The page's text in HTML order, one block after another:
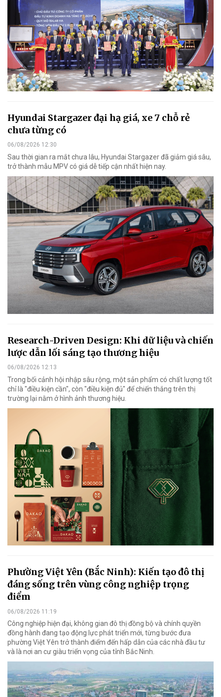
Hyundai Stargazer đại hạ giá, xe 7 chỗ rẻ
chưa từng có
06/08/2026 12:30
Sau thời gian ra mắt chưa lâu, Hyundai Stargazer đã giảm giá sâu,
trở thành mẫu MPV có giá dễ tiếp cận nhất hiện nay.
Research-Driven Design: Khi dữ liệu và chiến
lược dẫn lối sáng tạo thương hiệu
06/08/2026 12:13
Trong bối cảnh hội nhập sâu rộng, một sản phẩm có chất lượng tốt
chỉ là "điều kiện cần", còn "điều kiện đủ" để chiến thắng trên thị
trường lại nằm ở hình ảnh thương hiệu.
Phường Việt Yên (Bắc Ninh): Kiến tạo đô thị
đáng sống trên vùng công nghiệp trọng
điểm
06/08/2026 11:19
Công nghiệp hiện đại, không gian đô thị đồng bộ và chính quyền
đồng hành đang tạo động lực phát triển mới, từng bước đưa
phường Việt Yên trở thành điểm đến hấp dẫn của các nhà đầu tư
và là nơi an cư giàu triển vọng của tỉnh Bắc Ninh.